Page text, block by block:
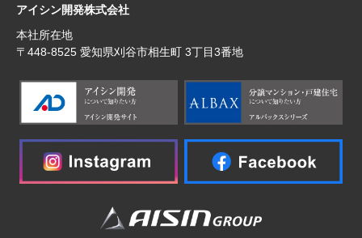
アイシン開発株式会社
本社所在地
〒448‐8525 愛知県刈谷市相生町 3丁目3番地